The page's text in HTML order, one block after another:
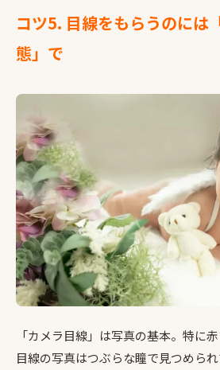
コツ5. 目線をもらうのに
態」で
「カメラ目線」は写真の基本。特に
目線の写真はつぶらな瞳で見つめら